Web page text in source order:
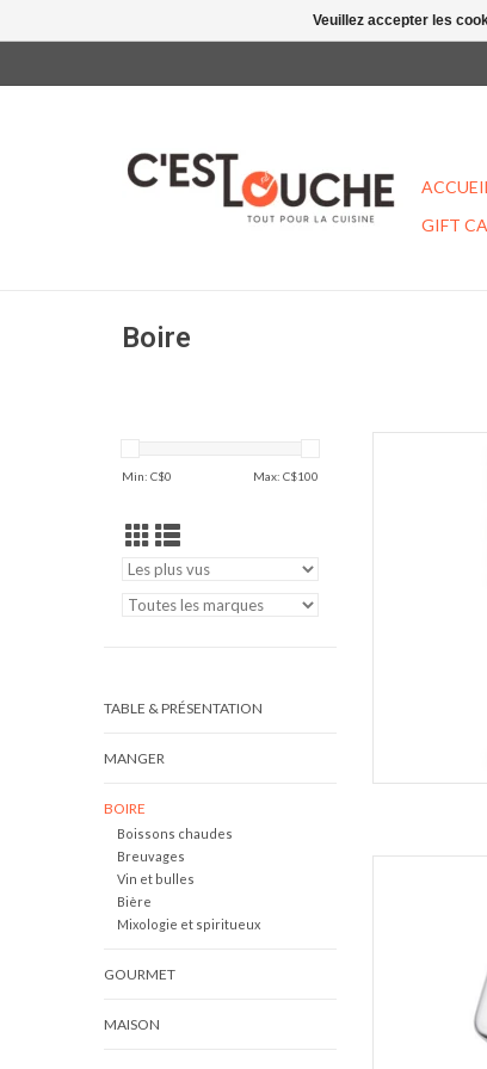
ACCUEIL
GIFT
Boire
Min: C$0 Max: C$100
TABLE & PRÉSENTATION
MANGER
BOIRE
Boissons chaudes
Breuvages
Vin et bulles
Bière
Mixologie et spiritueux
GOURMET
MAISON
Ens.
Veuillez accepter les